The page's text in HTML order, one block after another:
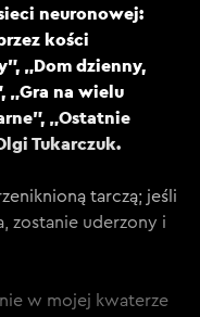
neuronowej:
kości
„Dom dzienny,
„Gra na wielu
„Ostatnie
Tukarczuk.
tarczą; jeśli
zostanie uderzony i
w mojej kwaterze